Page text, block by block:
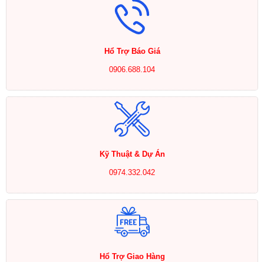
Hổ Trợ Báo Giá
0906.688.104
Kỹ Thuật & Dự Án
0974.332.042
Hổ Trợ Giao Hàng